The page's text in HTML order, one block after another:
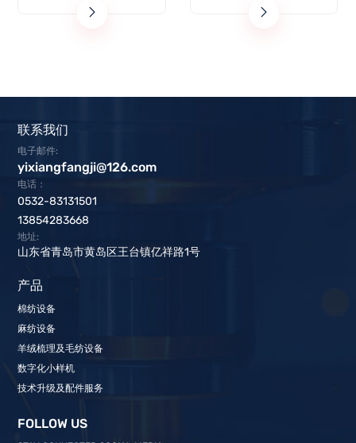
联系我们
电子邮件:
yixiangfangji@126.com
电话：
0532-83131501
13854283668
地址:
山东省青岛市黄岛区王台镇亿祥路1号
产品
棉纺设备
麻纺设备
羊绒梳理及毛纺设备
数字化小样机
技术升级及配件服务
FOLLOW US